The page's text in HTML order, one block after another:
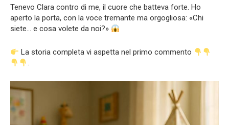
Tenevo Clara contro di me, il cuore che batteva forte. Ho
aperto la porta, con la voce tremante ma orgogliosa: «Chi
siete… e cosa volete da noi?»
La storia completa vi aspetta nel primo commento
.